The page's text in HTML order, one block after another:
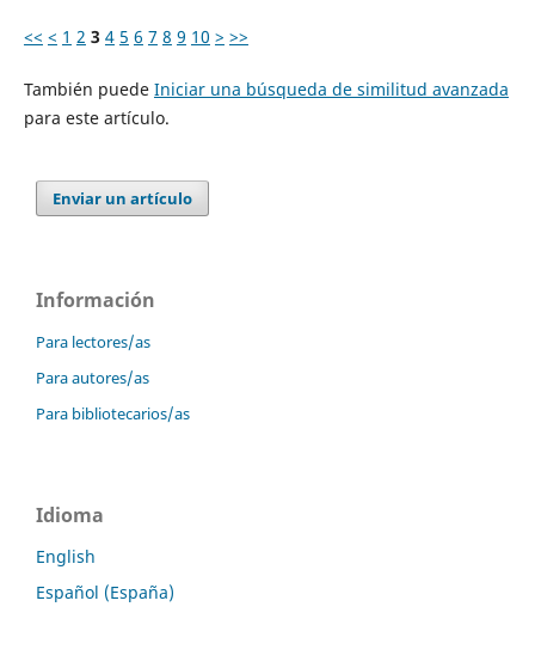
<< < 1 2 3 4 5 6 7 8 9 10 > >>
También puede Iniciar una búsqueda de similitud avanzada
para este artículo.
Enviar un artículo
Información
Para lectores/as
Para autores/as
Para bibliotecarios/as
Idioma
English
Español (España)